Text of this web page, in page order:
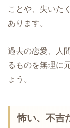
ことや、失いた
あります。
過去の恋愛、人
るものを無理に
ょう。
怖い、不吉